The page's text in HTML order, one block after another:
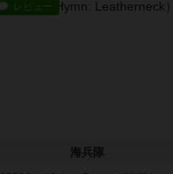
レビュー
海兵隊